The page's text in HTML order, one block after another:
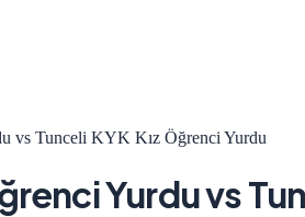
vs Tunceli KYK Kız Öğrenci Yurdu
Yurduvs